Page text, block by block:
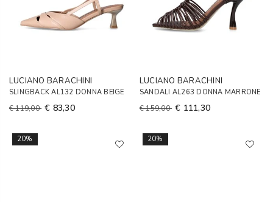
LUCIANO BARACHINI
SLINGBACK AL132 DONNA BEIGE
€ 119,00 € 83,30
LUCIANO BARACHINI
SANDALI AL263 DONNA MARRONE
€ 159,00 € 111,30
20% 20%